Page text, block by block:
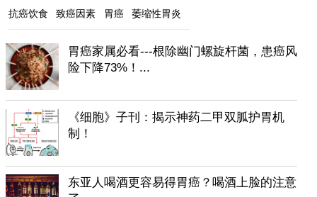
抗癌饮食 致癌因素 胃癌 萎缩性胃炎
胃癌家属必看---根除幽门螺旋杆菌，患癌风
险下降73%！...
《细胞》子刊：揭示神药二甲双胍护胃机
制！
东亚人喝酒更容易得胃癌？喝酒上脸的注意